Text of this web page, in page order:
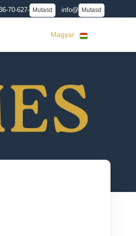
70-627- Mutasd info@ Mutasd
Magyar